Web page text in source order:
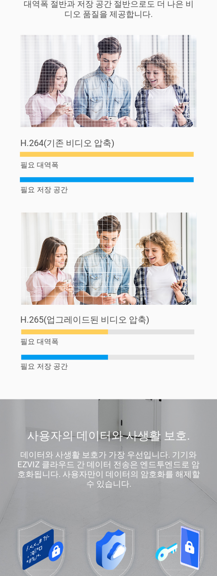
대역폭 절반과 저장 공간 절반으로도 더 나은 비
디오 품질을 제공합니다.
H.264(기존 비디오 압축)
필요 대역폭
필요 저장 공간
필요 대역폭
필요 저장 공간
H.265(업그레이드된 비디오 압축)
사용자의 데이터와 사생활 보호.
데이터와 사생활 보호가 가장 우선입니다. 기기와
EZVIZ 클라우드 간 데이터 전송은 엔드투엔드로 암
호화됩니다. 사용자만이 데이터의 암호화를 해제할
수 있습니다.